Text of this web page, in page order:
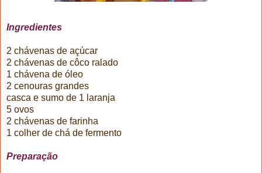
Ingredientes
2 chávenas de açúcar
2 chávenas de côco ralado
1 chávena de óleo
2 cenouras grandes
casca e sumo de 1 laranja
5 ovos
2 chávenas de farinha
1 colher de chá de fermento
Preparação